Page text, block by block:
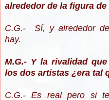
alrededor de la figura
C.G.- Sí, y alrededor
hay.
M.G.- Y la rivalidad
los dos artistas ¿era tal
C.G.- Es real pero si